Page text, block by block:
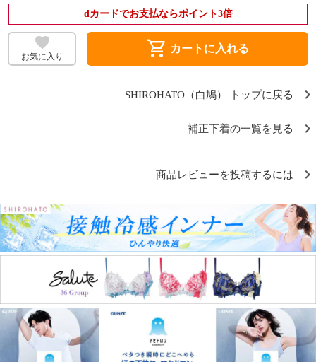
dカードでお支払ならポイント3倍
お気に入り shopping_cart カートに入れる
SHIROHATO（白鳩） トップに戻る
補正下着の一覧を見る
商品レビューを投稿するには